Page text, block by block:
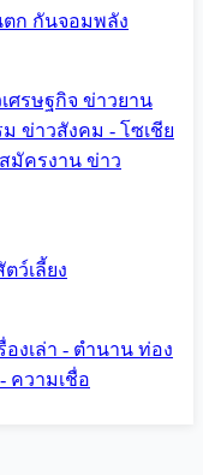
ก กันจอมพลัง
ศรษฐกิจ ข่าวยาน
ข่าวสังคม - โซเชีย
มัครงาน ข่าว
ตว์เลี้ยง
องเล่า - ตำนาน ท่อง
ความเชื่อ